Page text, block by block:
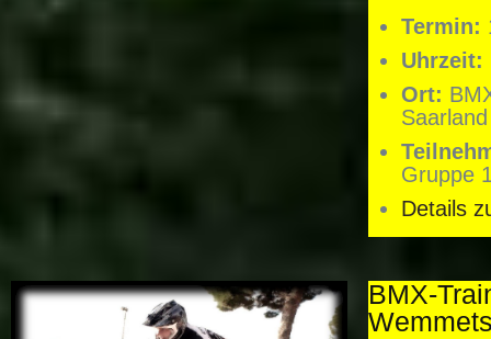
Termin:
Uhrzeit:
Ort:
Saarland
Gruppe
Details
BMX-